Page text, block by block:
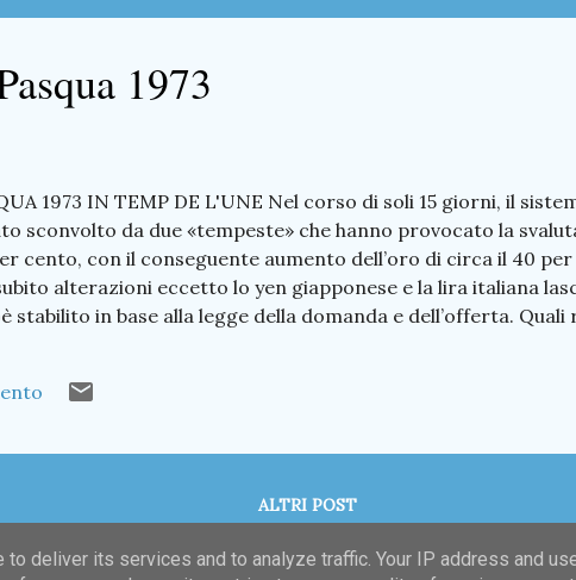
1973
1973 IN TEMP DE L'UNE Nel corso di soli 15 giorni, il
sconvolto da due «tempeste» che hanno provocato la
cento, con il conseguente aumento dell’oro di circa il 40
alterazioni eccetto lo yen giapponese e la lira italiana
stabilito in base alla legge della domanda e dell’offerta. Quali
- I premanesi sul Don Il Corno redazione delle
ALTRI POST
deliver its services and to analyze traffic. Your IP address and